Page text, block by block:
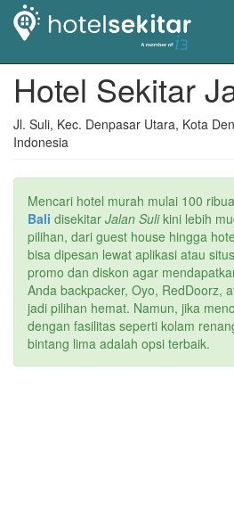
Hotel Sekitar
Jl. Suli, Kec. Denpasar Utara, Kota
Indonesia
Mencari hotel murah mulai 100
Bali disekitar Jalan Sulikini lebih
pilihan, dari guest house hingga
bisa dipesan lewat aplikasi atau
promo dan diskon agar
Anda backpacker, Oyo, RedDoorz,
jadi pilihan hemat. Namun, jika
dengan fasilitas seperti kolam
bintang lima adalah opsi terbaik.